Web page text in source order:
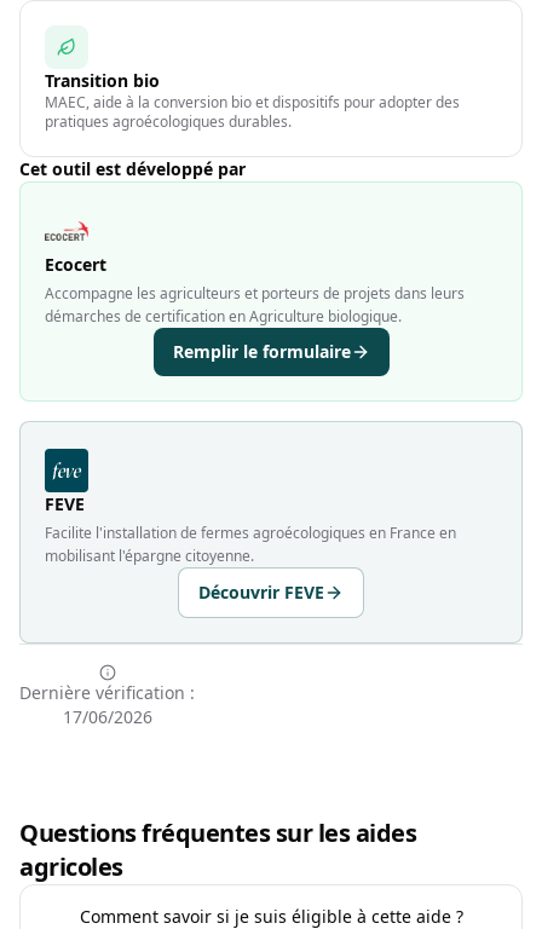
Transition bio
MAEC, aide à la conversion bio et dispositifs pour adopter des
pratiques agroécologiques durables.
Cet outil est développé par
Ecocert
Accompagne les agriculteurs et porteurs de projets dans leurs
démarches de certification en Agriculture biologique.
Remplir le formulaire
FEVE
Facilite l'installation de fermes agroécologiques en France en
mobilisant l'épargne citoyenne.
Découvrir FEVE
Dernière vérification :
17/06/2026
Questions fréquentes sur les aides
agricoles
Comment savoir si je suis éligible à cette aide ?